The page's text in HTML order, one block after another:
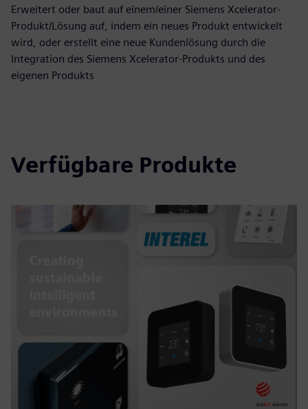
Erweitert oder baut auf einem/einer Siemens Xcelerator-
Produkt/Lösung auf, indem ein neues Produkt entwickelt
wird, oder erstellt eine neue Kundenlösung durch die
Integration des Siemens Xcelerator-Produkts und des
eigenen Produkts
Verfügbare Produkte